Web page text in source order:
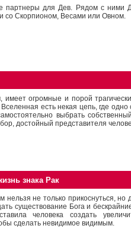
для Дев. Рядом с ними
со Скорпионом, Весами или Овном.
огромные и порой
есть некая цепь, где одно
выбрать
достойный представителя
знака Рак
нельзя не только прикоснуться,
существование Бога и
человека создать
сделать невидимое видимым.